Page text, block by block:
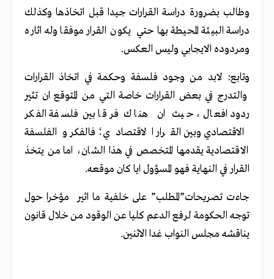
وطالب بضرورة دراسة القرارات جيدا قبل اتخاذها وكذلك
دراسة البيئة المحيطة بها حتي يكون القرار موفقا وله اثاره
ومردوده الايجابي وليس العكس.
وتابع: لابد من وجود فلسفة وحكمة في اتخاذ القرارات
والتدرج في بعض القرارات خاصة التي من المتوقع ان تثير
ردود افعال ، حيث ان هناك فرقا بين فلسفة الفكر
الاقتصادي وبين القرار الاقتصادي؛ فالفكر والفلسفة
الاقتصادية يقدمها المتخصص في هذا الشان، اما من يتخذ
القرار في النهاية فهو المسؤول ايا كان موقعه.
جاءت تصريحات”المطلب” على خلفية ما اثير مؤخرا حول
توجه الحكومة لرفع الدعم كليا عن الوقود من خلال قانون
يناقشه مجلس النواب غدا الاثنين.